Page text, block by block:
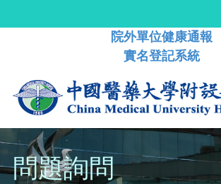
院外單位健康通報
實名登記系統
問題詢問